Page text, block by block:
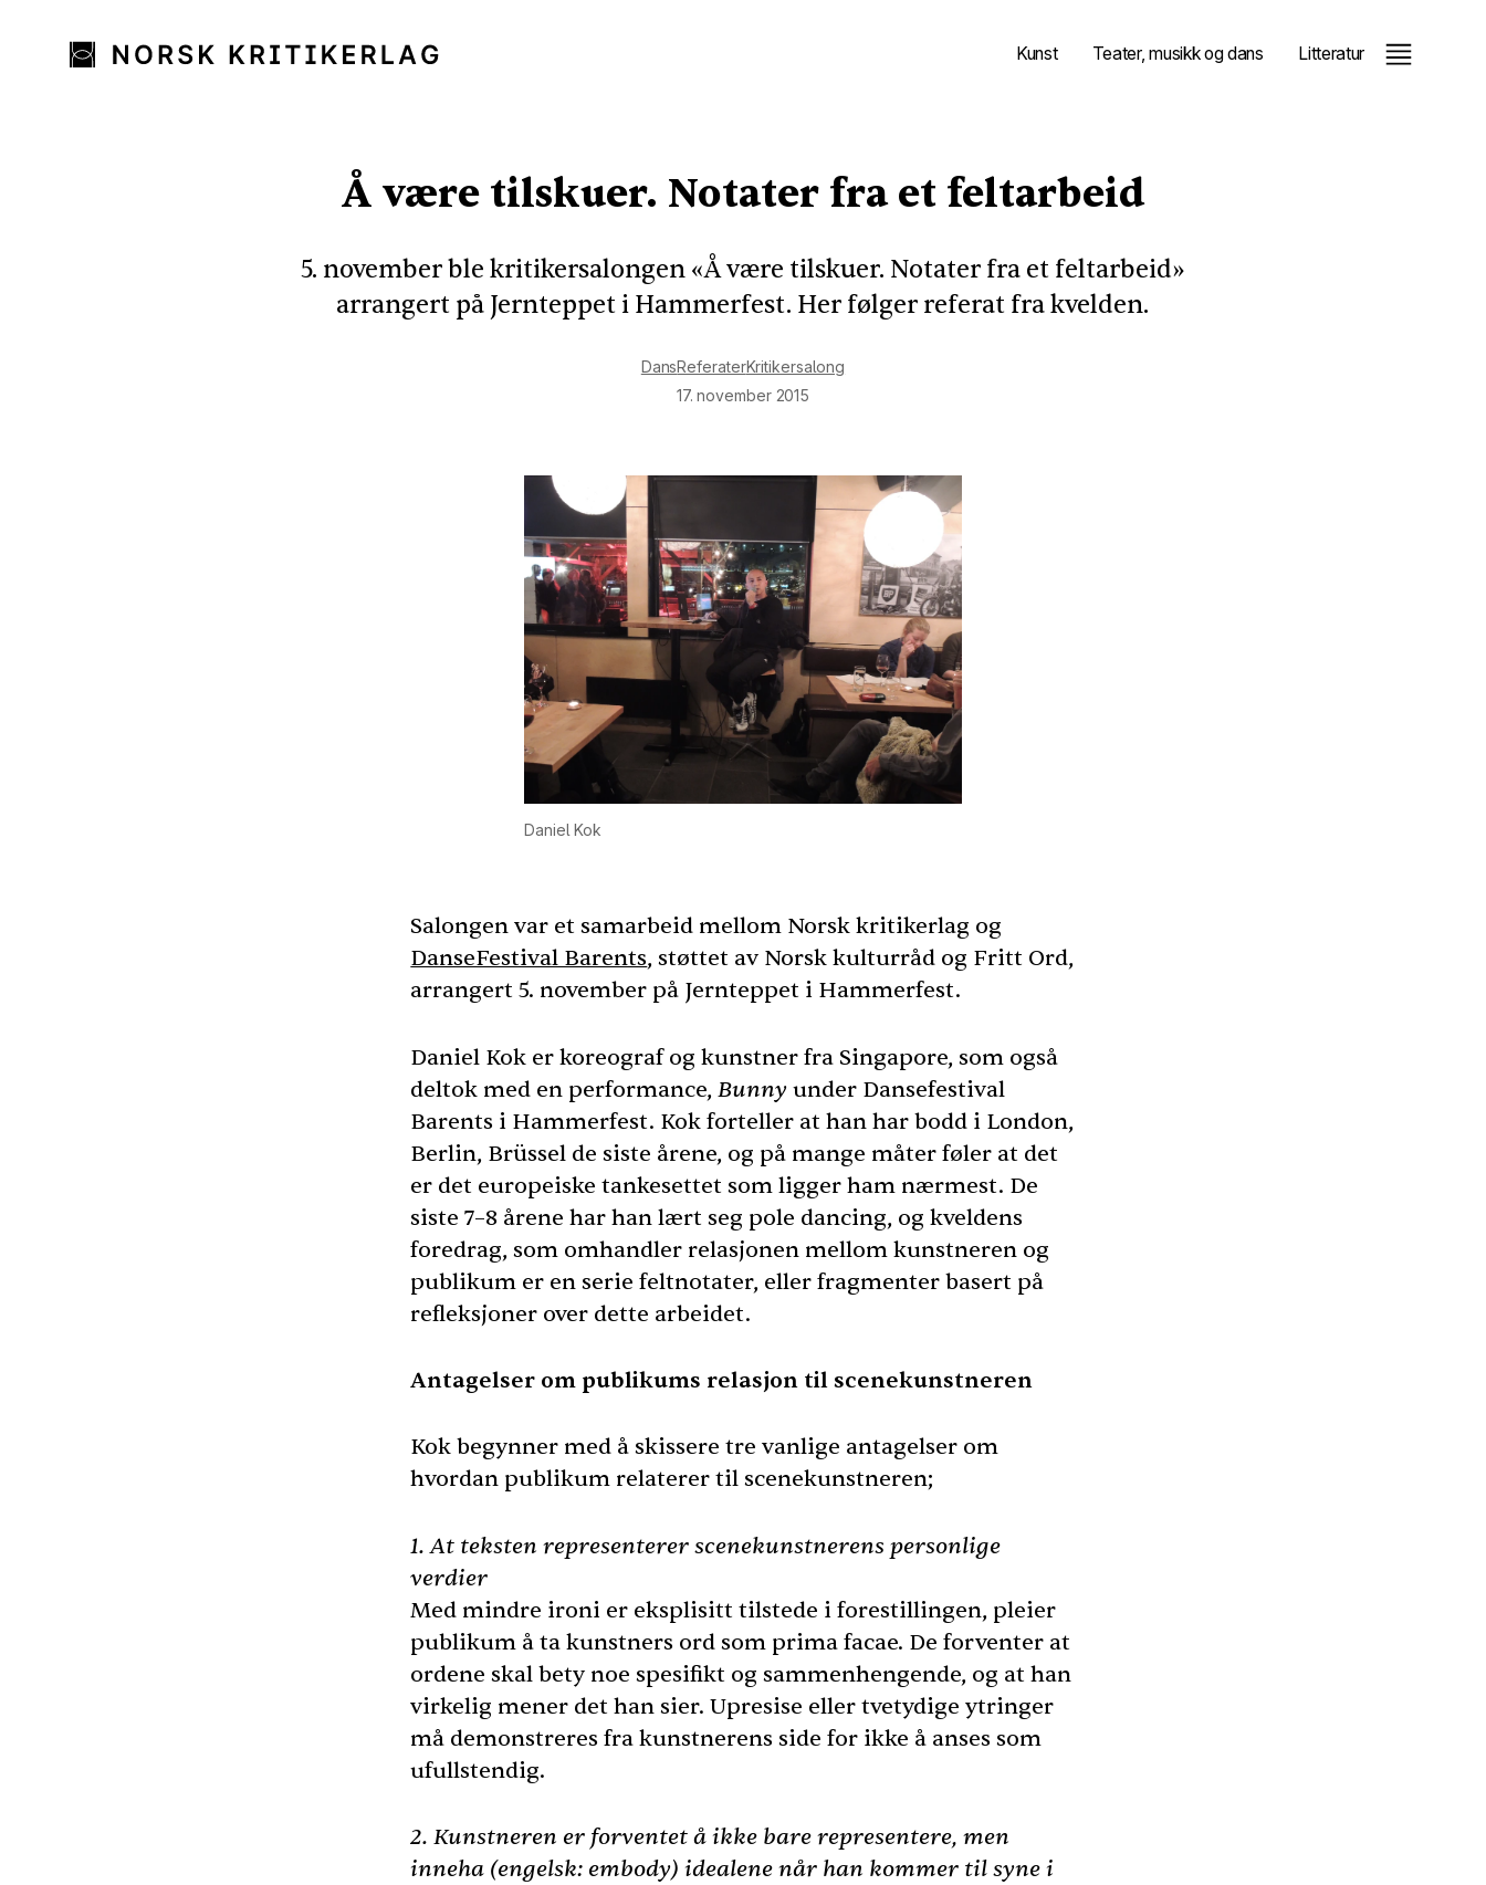
Kunst Teater, musikk og dans Litteratur
Å være tilskuer. Notater fra et feltarbeid
5. november ble kritikersalongen «Å være tilskuer. Notater fra et feltarbeid»
arrangert på Jernteppet i Hammerfest. Her følger referat fra kvelden.
DansReferaterKritikersalong
17. november 2015
Daniel Kok
Salongen var et samarbeid mellom Norsk kritikerlag og
DanseFestival Barents, støttet av Norsk kulturråd og Fritt Ord,
arrangert 5. november på Jernteppet i Hammerfest.
Daniel Kok er koreograf og kunstner fra Singapore, som også
deltok med en performance,Bunny under Dansefestival
Barents i Hammerfest. Kok forteller at han har bodd i London,
Berlin, Brüssel de siste årene, og på mange måter føler at det
er det europeiske tankesettet som ligger ham nærmest. De
siste 7–8 årene har han lært seg pole dancing, og kveldens
foredrag, som omhandler relasjonen mellom kunstneren og
publikum er en serie feltnotater, eller fragmenter basert på
refleksjoner over dette arbeidet.
Antagelser om publikums relasjon til scenekunstneren
Kok begynner med å skissere tre vanlige antagelser om
hvordan publikum relaterer til scenekunstneren;
1. At teksten representerer scenekunstnerens personlige
verdier
Med mindre ironi er eksplisitt tilstede i forestillingen, pleier
publikum å ta kunstners ord som prima facae. De forventer at
ordene skal bety noe spesifikt og sammenhengende, og at han
virkelig mener det han sier. Upresise eller tvetydige ytringer
må demonstreres fra kunstnerens side for ikke å anses som
ufullstendig.
2. Kunstneren er forventet å ikke bare representere, men
inneha (engelsk: embody) idealene når han kommer til syne i